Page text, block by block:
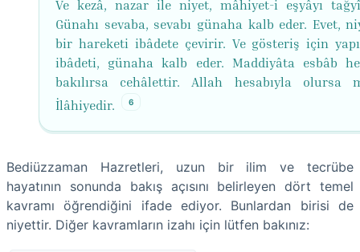
Ve kezâ, nazar ile niyet, mâhiyet-i eşyâyı
Günahı sevaba, sevabı günaha kalb eder. Evet,
bir hareketi ibâdete çevirir. Ve gösteriş için
ibâdeti, günaha kalb eder. Maddiyâta esbâb
bakılırsa cehâlettir. Allah hesabıyla olursa
İlâhiyedir.
6
Bediüzzaman Hazretleri, uzun bir ilim ve tecrübe
hayatının sonunda bakış açısını belirleyen dört temel
kavramı öğrendiğini ifade ediyor. Bunlardan birisi de
niyettir. Diğer kavramların izahı için lütfen bakınız: